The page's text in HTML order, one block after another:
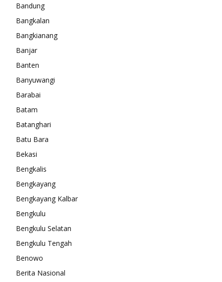
Bandung
Bangkalan
Bangkianang
Banjar
Banten
Banyuwangi
Barabai
Batam
Batanghari
Batu Bara
Bekasi
Bengkalis
Bengkayang
Bengkayang Kalbar
Bengkulu
Bengkulu Selatan
Bengkulu Tengah
Benowo
Berita Nasional